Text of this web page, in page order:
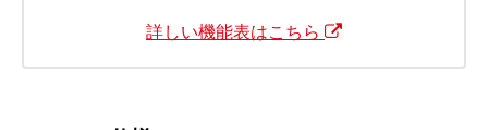
詳しい機能表はこちら